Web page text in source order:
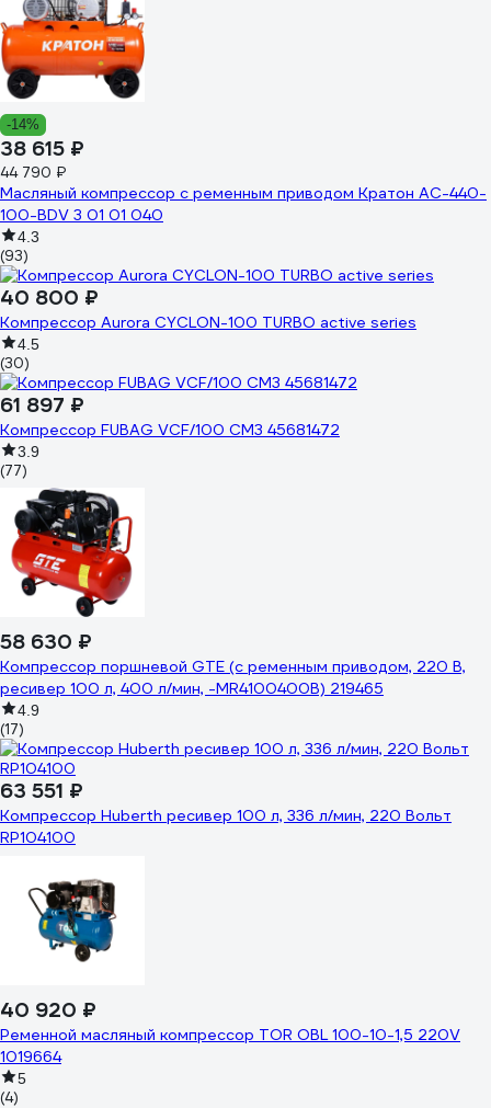
-14%
38 615 ₽
44 790 ₽
Масляный компрессор с ременным приводом Кратон AC-440-
100-BDV 3 01 01 040
4.3
(93)
40 800 ₽
Компрессор Aurora CYCLON-100 TURBO active series
4.5
(30)
61 897 ₽
Компрессор FUBAG VCF/100 CM3 45681472
3.9
(77)
58 630 ₽
Компрессор поршневой GTE (с ременным приводом, 220 В,
ресивер 100 л, 400 л/мин, -MR4100400B) 219465
4.9
(17)
63 551 ₽
Компрессор Huberth ресивер 100 л, 336 л/мин, 220 Вольт
RP104100
40 920 ₽
Ременной масляный компрессор TOR OBL 100-10-1,5 220V
1019664
5
(4)